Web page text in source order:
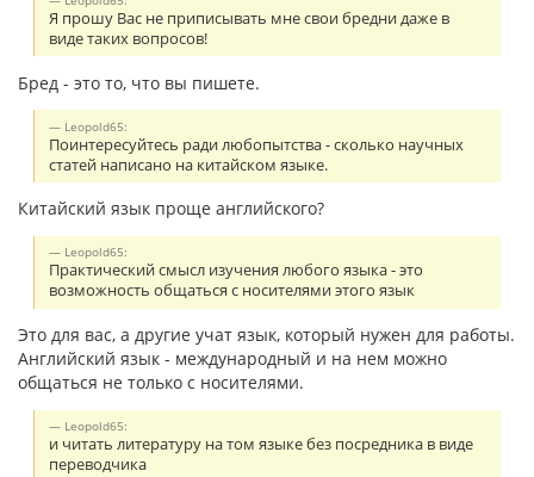
Я прошу Вас не приписывать мне свои бредни даже в
виде таких вопросов!
Бред - это то, что вы пишете.
Leopold65:
Поинтересуйтесь ради любопытства - сколько научных
статей написано на китайском языке.
Китайский язык проще английского?
Leopold65:
Практический смысл изучения любого языка - это
возможность общаться с носителями этого язык
Это для вас, а другие учат язык, который нужен для работы.
Английский язык - международный и на нем можно
общаться не только с носителями.
Leopold65:
и читать литературу на том языке без посредника в виде
переводчика